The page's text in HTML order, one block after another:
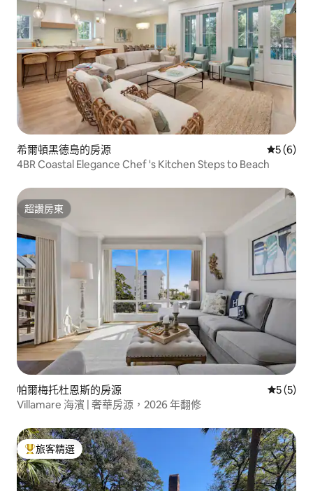
希爾頓黑德島的房源 從 6 則評
5 (6)
4BR Coastal Elegance Chef 's Kitchen Steps to Beach
超讚房東
超讚房東
帕爾梅托杜恩斯的房源 從 5 則評
5 (5)
Villamare 海濱 | 奢華房源，2026 年翻修
旅客精選榜首
旅客精選